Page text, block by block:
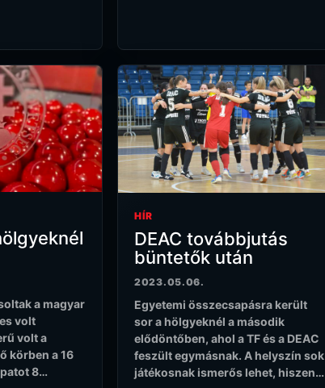
a magyar
volt
volt a
körben a 16
8…
HÍR
DEAC továbbjutás
büntetők után
2023.05.06.
Egyetemi összecsapásra került
sor a hölgyeknél a második
elődöntőben, ahol a TF és a DEAC
feszült egymásnak. A helyszín sok
játékosnak ismerős lehet, hiszen…